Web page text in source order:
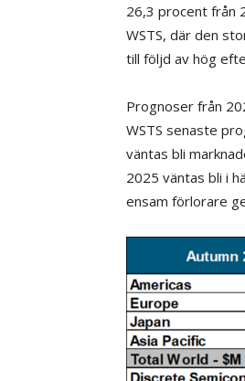
26,3 procent från
WSTS, där den
till följd av hög
Prognoser från
WSTS senaste
väntas bli
2025 väntas bli i
ensam förlorare